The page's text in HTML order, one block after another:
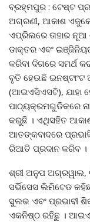
ବ୍ରହ୍ମପୁର : ଟେଷ୍ଟ
ଅଗ୍ରଣୀ, ଆକାଶ
ଏପ୍ରିଲରେ ତାହାର ନୂଆ
ଡାକ୍ତର ଏବଂ
କରିବା ଦିଗରେ ସମର୍ଥ
ବୃତି ହେଉଛି
(ଆଇଏସିଏସଟି), ଯାହା
ପାଠ୍ୟକ୍ରମଗୁଡିକରେ
କରୁଛି । ଏଥିସହିତ ଆକାଶ
ଆତଙ୍କବାଦରେ
ରିଆତି ପ୍ରଦାନ କରିବ ।
ଶ୍ରୀ ଅନୁପ
ସର୍ଭିସେସ ଲିମିଟେଡ
ସୁଲଭ ଏବଂ ପ୍ରଭାବୀ
ଏକନିଷ୍ଠ ରହିଛୁ ।